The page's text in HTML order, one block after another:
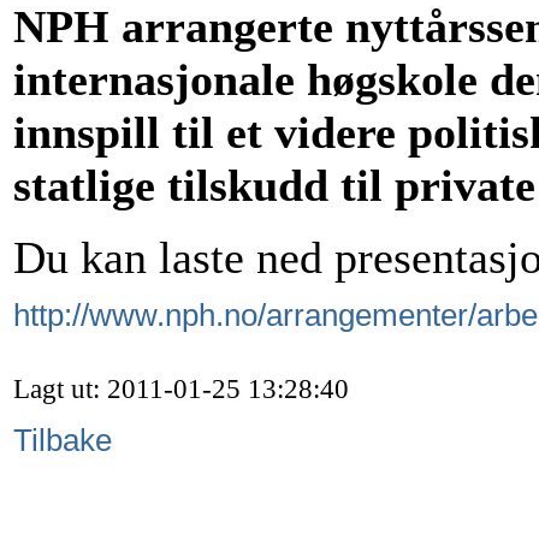
NPH arrangerte
internasjonale høgskole
innspill til et videre
statlige tilskudd til
Du kan laste ned
http://www.nph.no/arrangementer/
Lagt ut: 2011-01-25 13:28:40
Tilbake